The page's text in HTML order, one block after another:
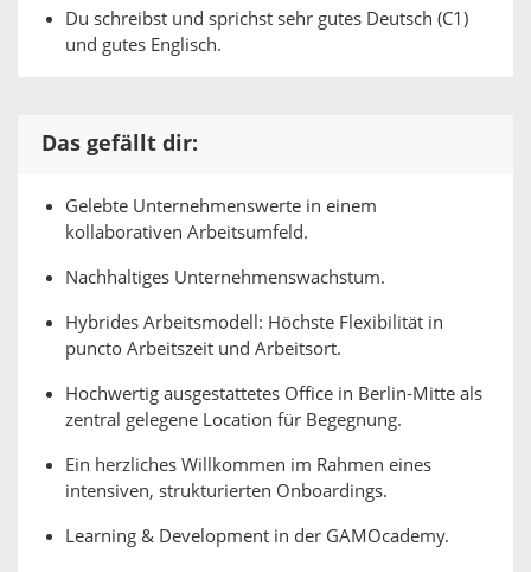
Du schreibst und sprichst sehr gutes Deutsch (C1)
und gutes Englisch.
Das gefällt dir:
Gelebte Unternehmenswerte in einem
kollaborativen Arbeitsumfeld.
Nachhaltiges Unternehmenswachstum.
Hybrides Arbeitsmodell: Höchste Flexibilität in
puncto Arbeitszeit und Arbeitsort.
Hochwertig ausgestattetes Office in Berlin-Mitte als
zentral gelegene Location für Begegnung.
Ein herzliches Willkommen im Rahmen eines
intensiven, strukturierten Onboardings.
Learning & Development in der GAMOcademy.